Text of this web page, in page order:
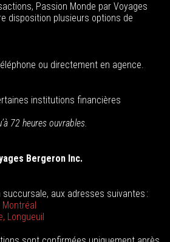
Passion Monde par Voyages
disposition plusieurs options de
ou directement en agence.
institutions financières
72 heures ouvrables.
Bergeron Inc.
aux adresses suivantes :
Longueuil